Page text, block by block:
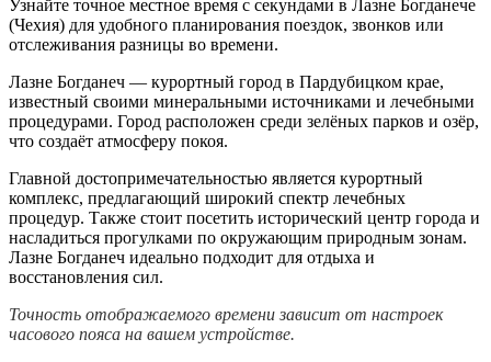
Узнайте точное местное время с секундами в Лазне Богданече
(Чехия) для удобного планирования поездок, звонков или
отслеживания разницы во времени.
Лазне Богданеч — курортный город в Пардубицком крае,
известный своими минеральными источниками и лечебными
процедурами. Город расположен среди зелёных парков и озёр,
что создаёт атмосферу покоя.
Главной достопримечательностью является курортный
комплекс, предлагающий широкий спектр лечебных
процедур. Также стоит посетить исторический центр города и
насладиться прогулками по окружающим природным зонам.
Лазне Богданеч идеально подходит для отдыха и
восстановления сил.
Точность отображаемого времени зависит от настроек
часового пояса на вашем устройстве.